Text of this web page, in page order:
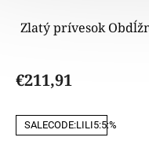
Zlatý prívesok
€211,91
SALECODE:LILI5:5:%